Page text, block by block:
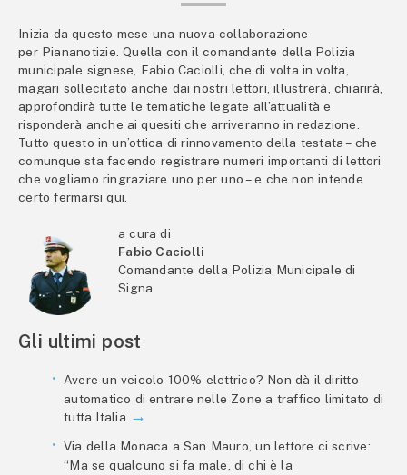
Inizia da questo mese una nuova collaborazione
per Piananotizie. Quella con il comandante della Polizia
municipale signese, Fabio Caciolli, che di volta in volta,
magari sollecitato anche dai nostri lettori, illustrerà, chiarirà,
approfondirà tutte le tematiche legate all’attualità e
risponderà anche ai quesiti che arriveranno in redazione.
Tutto questo in un’ottica di rinnovamento della testata – che
comunque sta facendo registrare numeri importanti di lettori
che vogliamo ringraziare uno per uno – e che non intende
certo fermarsi qui.
a cura di
Fabio Caciolli
Comandante della Polizia Municipale di
Signa
Gli ultimi post
Avere un veicolo 100% elettrico? Non dà il diritto
automatico di entrare nelle Zone a traffico limitato di
tutta Italia
Via della Monaca a San Mauro, un lettore ci scrive:
“Ma se qualcuno si fa male, di chi è la